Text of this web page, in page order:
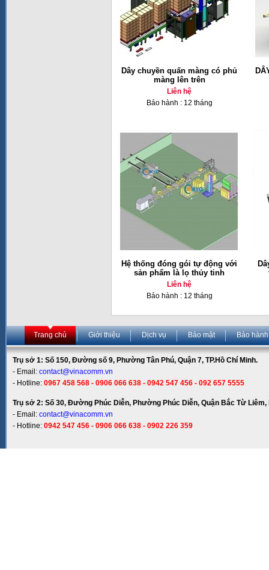
Dây chuyền quấn màng có phủ
màng lên trên
Liên hệ
Bảo hành : 12 tháng
Hệ thống đóng gói tự động với
sản phẩm là lọ thủy tinh
Liên hệ
Bảo hành : 12 tháng
Trang chủ Giới thiệu Dịch vụ Bảo mật Bảo hành
Trụ sở 1: Số 150, Đường số 9, Phường Tân Phú, Quận 7, TP.Hồ Chí Minh.
- Email: contact@vinacomm.vn
- Hotline: 0967 458 568 - 0906 066 638 - 0942 547 456 - 092 657 5555
Trụ sở 2: Số 30, Đường Phúc Diễn, Phường Phúc Diễn, Quận Bắc Từ Liêm,
- Email: contact@vinacomm.vn
- Hotline: 0942 547 456 - 0906 066 638 - 0902 226 359